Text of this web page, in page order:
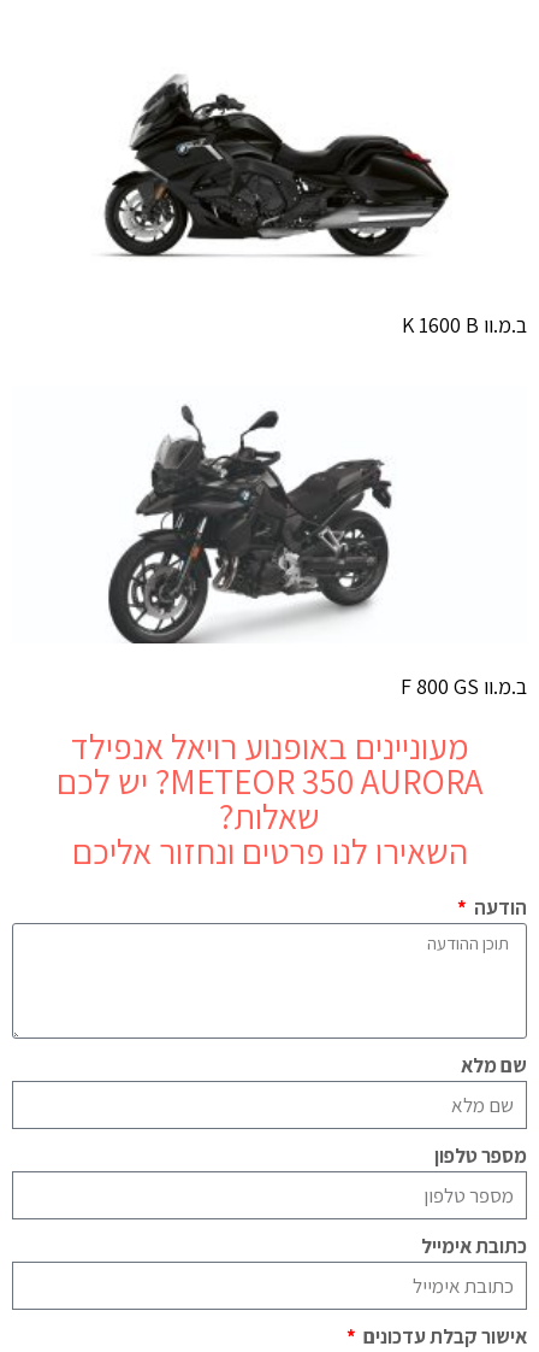
ב.מ.וו K 1600 B
ב.מ.וו F 800 GS
מעוניינים באופנוע רויאל אנפילד
METEOR 350 AURORA? יש לכם
שאלות?
השאירו לנו פרטים ונחזור אליכם
הודעה
שם מלא
מספר טלפון
כתובת אימייל
אישור קבלת עדכונים